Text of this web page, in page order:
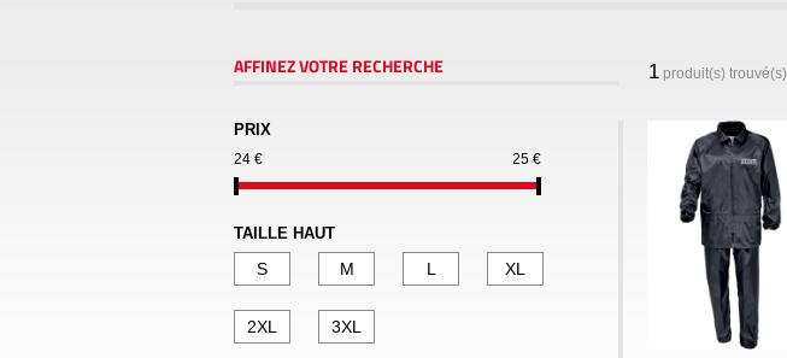
AFFINEZ VOTRE RECHERCHE
PRIX
24 € 25 €
TAILLE HAUT
S M L XL
2XL 3XL
1produit(s) trouvé(s)